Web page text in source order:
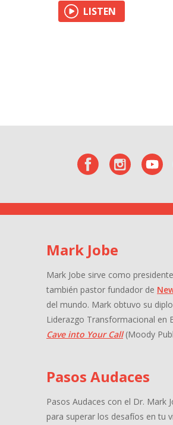
LISTEN
Mark Jobe
Mark Jobe sirve como
también pastor fundador de
del mundo. Mark obtuvo su
Liderazgo Transformacional en
Cave into Your Call(Moody
Pasos Audaces
Pasos Audaces con el Dr.
para superar los desafíos en tu